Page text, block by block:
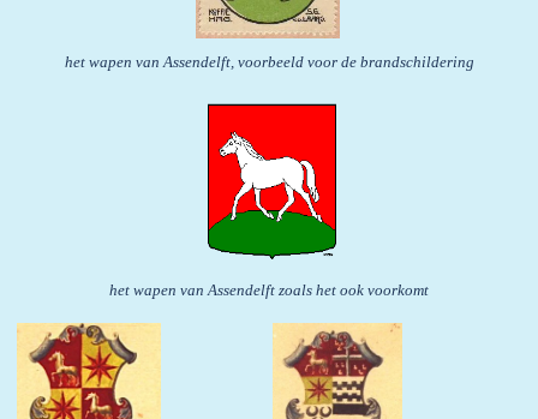
het wapen van Assendelft, voorbeeld voor de brandschildering
het wapen van Assendelft zoals het ook voorkomt